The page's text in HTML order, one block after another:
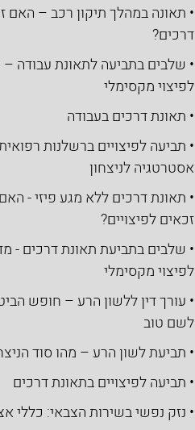
• תאונה במהלך תיקון רכב – האם
דרכים?
• שלבים בתביעה לתאונת עבודה –
לפיצוי מקסימלי
• תאונת דרכים בעבודה
• תביעה לפיצויים ברשלנות
אסטרטגיה לניצחון
• תאונת דרכים ללא מגע פיזי -
זכאים לפיצויים?
• שלבים בתביעת תאונת דרכים -
לפיצוי מקסימלי
• עורך דין ללשון הרע – חופש
לשם טוב
• תביעת לשון הרע – מהו סוד
• תביעה לפיצויים בתאונת דרכים
• נזק נפשי בשירות הצבאי: כללי